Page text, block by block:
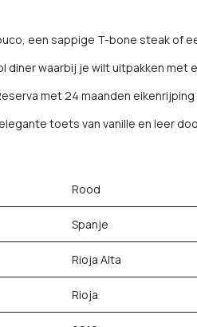
een sappige T-bone steak of
waarbij je wilt uitpakken met
met 24 maanden
toets van vanille en leer
Rood
Spanje
Rioja Alta
Rioja